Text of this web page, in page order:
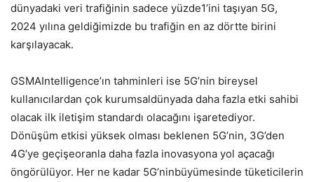
dünyadaki veri trafiğinin sadece yüzde1’ini taşıyan 5G,
2024 yılına geldiğimizde bu trafiğin en az dörtte birini
karşılayacak.
GSMAIntelligence’ın tahminleri ise 5G’nin bireysel
kullanıcılardan çok kurumsaldünyada daha fazla etki sahibi
olacak ilk iletişim standardı olacağını işaretediyor.
Dönüşüm etkisi yüksek olması beklenen 5G’nin, 3G’den
4G’ye geçişeoranla daha fazla inovasyona yol açacağı
öngörülüyor. Her ne kadar 5G’ninbüyümesinde tüketicilerin